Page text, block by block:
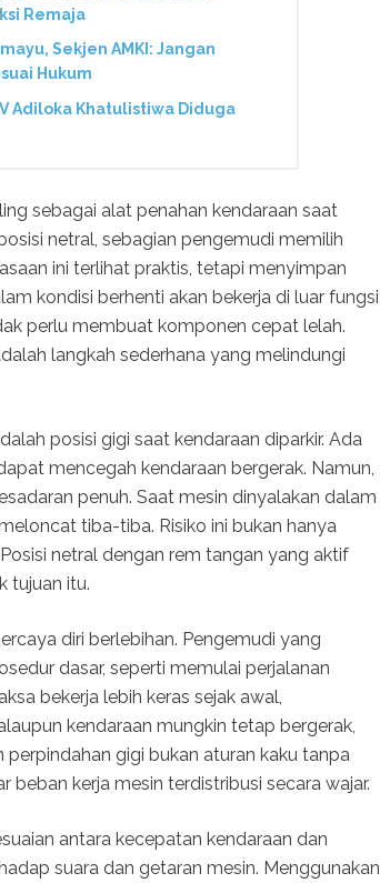
Remaja
Sekjen AMKI: Jangan
Hukum
Adiloka Khatulistiwa Diduga
sebagai alat penahan kendaraan saat
netral, sebagian pengemudi memilih
ini terlihat praktis, tetapi menyimpan
kondisi berhenti akan bekerja di luar fungsi
perlu membuat komponen cepat lelah.
langkah sederhana yang melindungi
posisi gigi saat kendaraan diparkir. Ada
mencegah kendaraan bergerak. Namun,
penuh. Saat mesin dinyalakan dalam
tiba-tiba. Risiko ini bukan hanya
netral dengan rem tangan yang aktif
tujuan itu.
diri berlebihan. Pengemudi yang
dasar, seperti memulai perjalanan
bekerja lebih keras sejak awal,
kendaraan mungkin tetap bergerak,
gigi bukan aturan kaku tanpa
beban kerja mesin terdistribusi secara wajar.
antara kecepatan kendaraan dan
suara dan getaran mesin. Menggunakan